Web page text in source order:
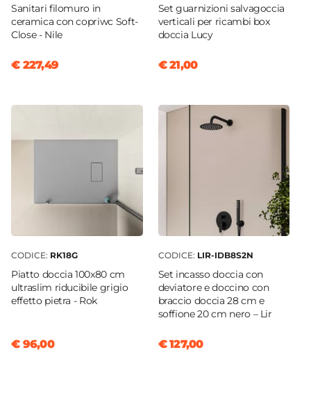
Sanitari filomuro in
ceramica con copriwc Soft-
Close - Nile
€ 227,49
Set guarnizioni salvagoccia
verticali per ricambi box
doccia Lucy
€ 21,00
CODICE: RK18G
Piatto doccia 100x80 cm
ultraslim riducibile grigio
effetto pietra - Rok
€ 96,00
CODICE: LIR-IDB8S2N
Set incasso doccia con
deviatore e doccino con
braccio doccia 28 cm e
soffione 20 cm nero – Lir
€ 127,00